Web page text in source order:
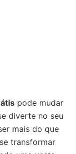
pode mudar
diverte no seu
mais do que
transformar